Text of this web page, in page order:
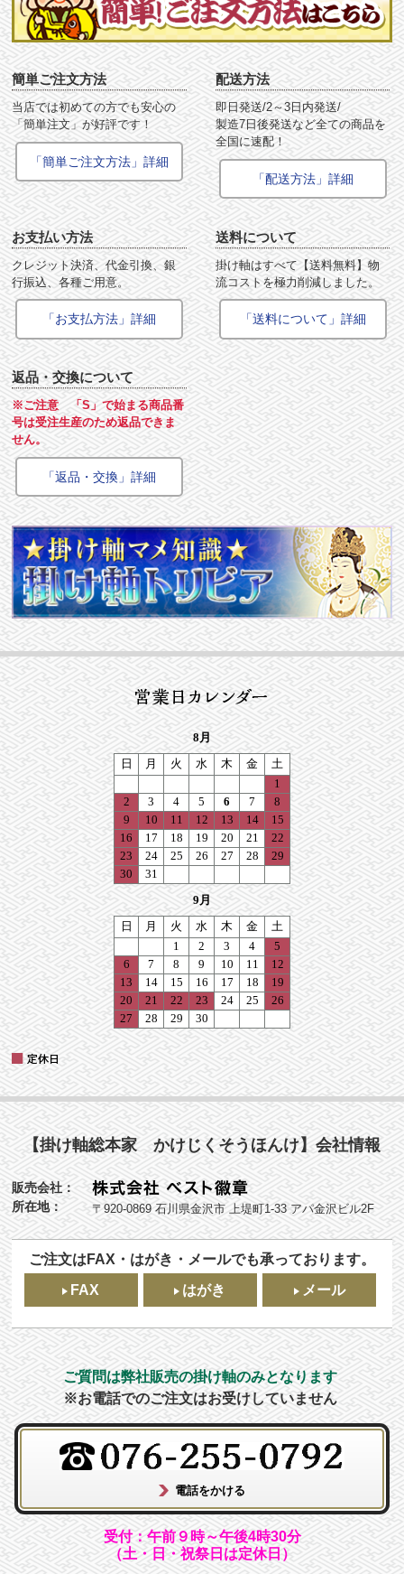
簡単ご注文方法
当店では初めての方でも安心の
「簡単注文」が好評です！
「簡単ご注文方法」詳細
配送方法
即日発送/2～3日内発送/
製造7日後発送など全ての商品を
全国に速配！
「配送方法」詳細
お支払い方法
クレジット決済、代金引換、銀
行振込、各種ご用意。
「お支払方法」詳細
送料について
掛け軸はすべて【送料無料】物
流コストを極力削減しました。
「送料について」詳細
返品・交換について
※ご注意 「S」で始まる商品番
号は受注生産のため返品できま
せん。
「返品・交換」詳細
【掛け軸総本家 かけじくそうほんけ】会社情報
販売会社：
所在地：
〒920-0869 石川県金沢市 上堤町1-33 アパ金沢ビル2F
ご注文はFAX・はがき・メールでも承っております。
FAX
はがき メール
ご質問は弊社販売の掛け軸のみとなります
※お電話でのご注文はお受けしていません
受付：午前９時～午後4時30分
（土・日・祝祭日は定休日）